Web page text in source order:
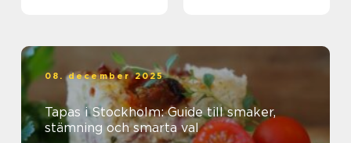
08. december 2025
Tapas i Stockholm: Guide till smaker,
stämning och smarta val